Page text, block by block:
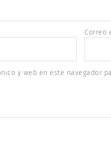
Correo
y web en este navegador